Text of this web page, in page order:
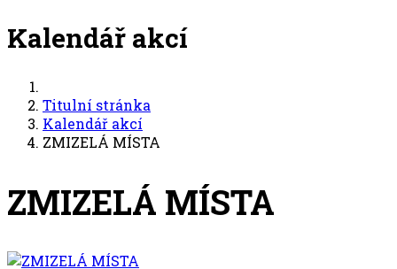
Kalendář akcí
Titulní stránka
Kalendář akcí
ZMIZELÁ MÍSTA
ZMIZELÁ MÍSTA